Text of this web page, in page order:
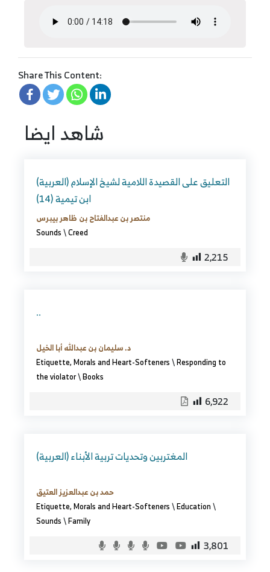
Share This Content:
شاهد ايضا
(العربية) التعليق على القصيدة اللامية لشيخ الإسلام
ابن تيمية (14)
منتصر بن عبدالفتاح بن ظاهر بيبرس
Sounds\Creed
2,215
..
د. سليمان بن عبدالله أبا الخيل
Etiquette, Morals and Heart-Softeners\Responding to
the violator\Books
6,922
(العربية) المغتربين وتحديات تربية الأبناء
حمد بن عبدالعزيز العتيق
Etiquette, Morals and Heart-Softeners\Education\
Sounds\Family
3,801